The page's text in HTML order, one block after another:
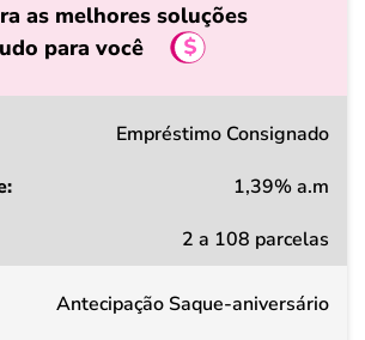
as melhores soluções
para você
Empréstimo Consignado
1,39% a.m
2 a 108 parcelas
Antecipação Saque-aniversário